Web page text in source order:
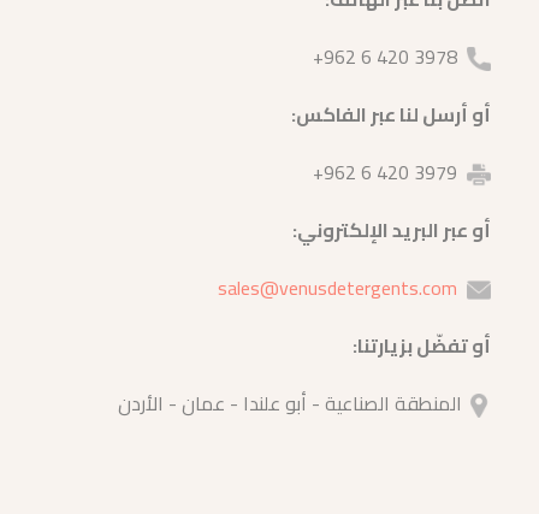
أو أرسل لنا عبر الفاكس:
أو عبر البريد الإلكتروني:
sales@venusdetergents.com
أو تفضّل بزيارتنا:
المنطقة الصناعية - أبو علندا - عمان - الأردن